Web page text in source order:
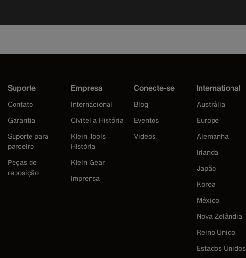
Suporte
Contato
Garantia
Suporte para
parceiro
Peças de
reposição
Empresa
Internacional
Civitella História
Klein Tools
História
Klein Gear
Imprensa
Conecte-se
Blog
Eventos
Videos
International
Austrália
Europe
Alemanha
Irlanda
Japão
Korea
México
Nova Zelândia
Reino Unido
Estados Unidos